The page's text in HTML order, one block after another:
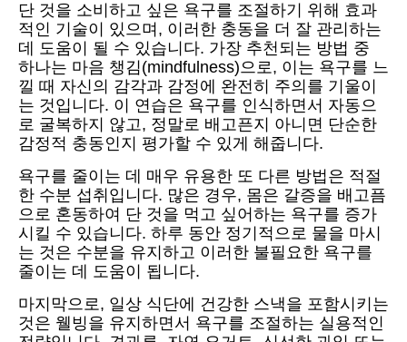
단 것을 소비하고 싶은 욕구를 조절하기 위해 효과
적인 기술이 있으며, 이러한 충동을 더 잘 관리하는
데 도움이 될 수 있습니다. 가장 추천되는 방법 중
하나는 마음 챙김(mindfulness)으로, 이는 욕구를 느
낄 때 자신의 감각과 감정에 완전히 주의를 기울이
는 것입니다. 이 연습은 욕구를 인식하면서 자동으
로 굴복하지 않고, 정말로 배고픈지 아니면 단순한
감정적 충동인지 평가할 수 있게 해줍니다.
욕구를 줄이는 데 매우 유용한 또 다른 방법은 적절
한 수분 섭취입니다. 많은 경우, 몸은 갈증을 배고픔
으로 혼동하여 단 것을 먹고 싶어하는 욕구를 증가
시킬 수 있습니다. 하루 동안 정기적으로 물을 마시
는 것은 수분을 유지하고 이러한 불필요한 욕구를
줄이는 데 도움이 됩니다.
마지막으로, 일상 식단에 건강한 스낵을 포함시키는
것은 웰빙을 유지하면서 욕구를 조절하는 실용적인